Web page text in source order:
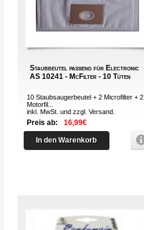
Staubbeutel passend für Electronic
AS 10241 - McFilter - 10 Tüten
10 Staubsaugerbeutel + 2 Microfilter + 2
Motorfil...
inkl. MwSt. und zzgl.Versand
Preis ab: 16,99€
In den Warenkorb